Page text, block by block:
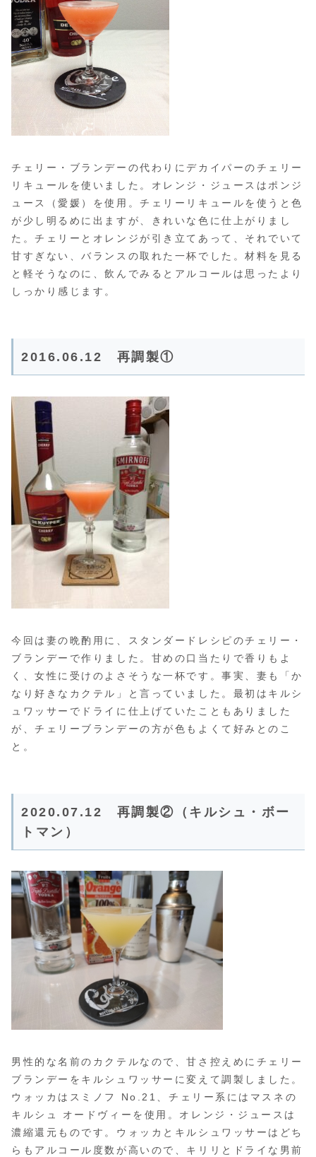
チェリー・ブランデーの代わりにデカイパーのチェリー
リキュールを使いました。オレンジ・ジュースはポンジ
ュース（愛媛）を使用。チェリーリキュールを使うと色
が少し明るめに出ますが、きれいな色に仕上がりまし
た。チェリーとオレンジが引き立てあって、それでいて
甘すぎない、バランスの取れた一杯でした。材料を見る
と軽そうなのに、飲んでみるとアルコールは思ったより
しっかり感じます。
2016.06.12 再調製①
今回は妻の晩酌用に、スタンダードレシピのチェリー・
ブランデーで作りました。甘めの口当たりで香りもよ
く、女性に受けのよさそうな一杯です。事実、妻も「か
なり好きなカクテル」と言っていました。最初はキルシ
ュワッサーでドライに仕上げていたこともありました
が、チェリーブランデーの方が色もよくて好みとのこ
と。
2020.07.12 再調製②（キルシュ・ボー
トマン）
男性的な名前のカクテルなので、甘さ控えめにチェリー
ブランデーをキルシュワッサーに変えて調製しました。
ウォッカはスミノフ No.21、チェリー系にはマスネの
キルシュ オードヴィーを使用。オレンジ・ジュースは
濃縮還元ものです。ウォッカとキルシュワッサーはどち
らもアルコール度数が高いので、キリリとドライな男前